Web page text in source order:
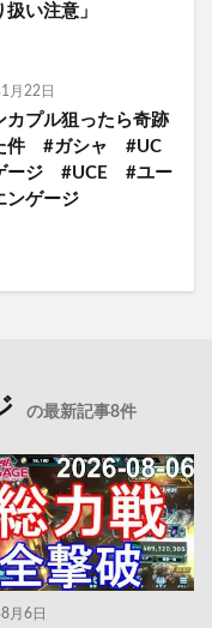
扱い注意」
月22日
カプル狙ったら奇跡
件 #ガシャ #UC
ージ #UCE #ユー
ンゲージ
の最新記事8件
月6日